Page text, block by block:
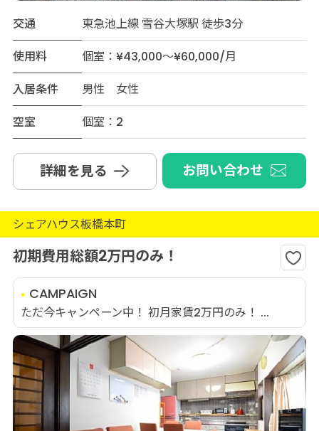
交通
東急池上線 雪谷大塚駅 徒歩3分
使用料
個室：¥43,000～¥60,000/月
入居条件
男性 女性
空室
個室：2
詳細を見る お問い合わせ
シェアハウス板橋本町
初期費用総額2万円のみ！
CAMPAIGN
ただ今キャンペーン中！ 初月家賃2万円のみ！ ...